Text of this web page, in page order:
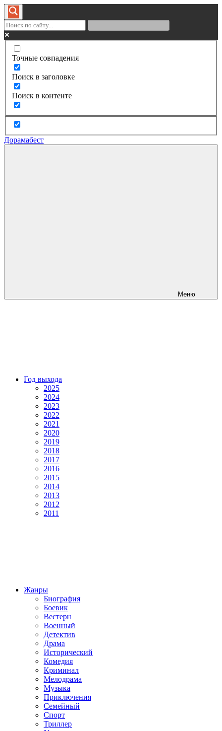
Точные совпадения
Поиск в заголовке
Поиск в контенте
Дорамабест
Меню
Год выхода
2025
2024
2023
2022
2021
2020
2019
2018
2017
2016
2015
2014
2013
2012
2011
Жанры
Биография
Боевик
Вестерн
Военный
Детектив
Драма
Исторический
Комедия
Криминал
Мелодрама
Музыка
Приключения
Семейный
Спорт
Триллер